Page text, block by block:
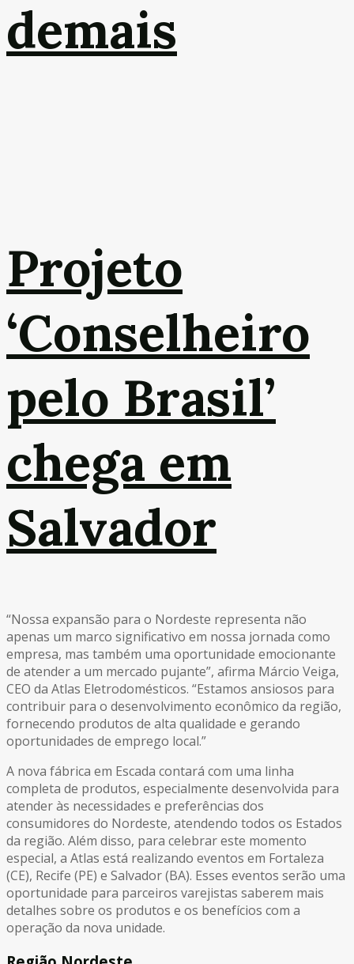
demais
Projeto
‘Conselheiro
pelo Brasil’
chega em
Salvador
“Nossa expansão para o Nordeste representa não
apenas um marco significativo em nossa jornada como
empresa, mas também uma oportunidade emocionante
de atender a um mercado pujante”, afirma Márcio Veiga,
CEO da Atlas Eletrodomésticos. “Estamos ansiosos para
contribuir para o desenvolvimento econômico da região,
fornecendo produtos de alta qualidade e gerando
oportunidades de emprego local.”
A nova fábrica em Escada contará com uma linha
completa de produtos, especialmente desenvolvida para
atender às necessidades e preferências dos
consumidores do Nordeste, atendendo todos os Estados
da região. Além disso, para celebrar este momento
especial, a Atlas está realizando eventos em Fortaleza
(CE), Recife (PE) e Salvador (BA). Esses eventos serão uma
oportunidade para parceiros varejistas saberem mais
detalhes sobre os produtos e os benefícios com a
operação da nova unidade.